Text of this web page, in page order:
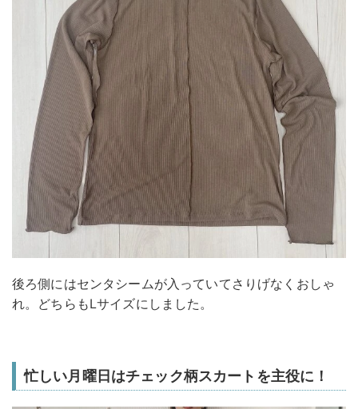
後ろ側にはセンタシームが入っていてさりげなくおしゃ
れ。どちらもLサイズにしました。
忙しい月曜日はチェック柄スカートを主役に！